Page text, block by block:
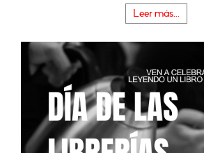
Leer más...